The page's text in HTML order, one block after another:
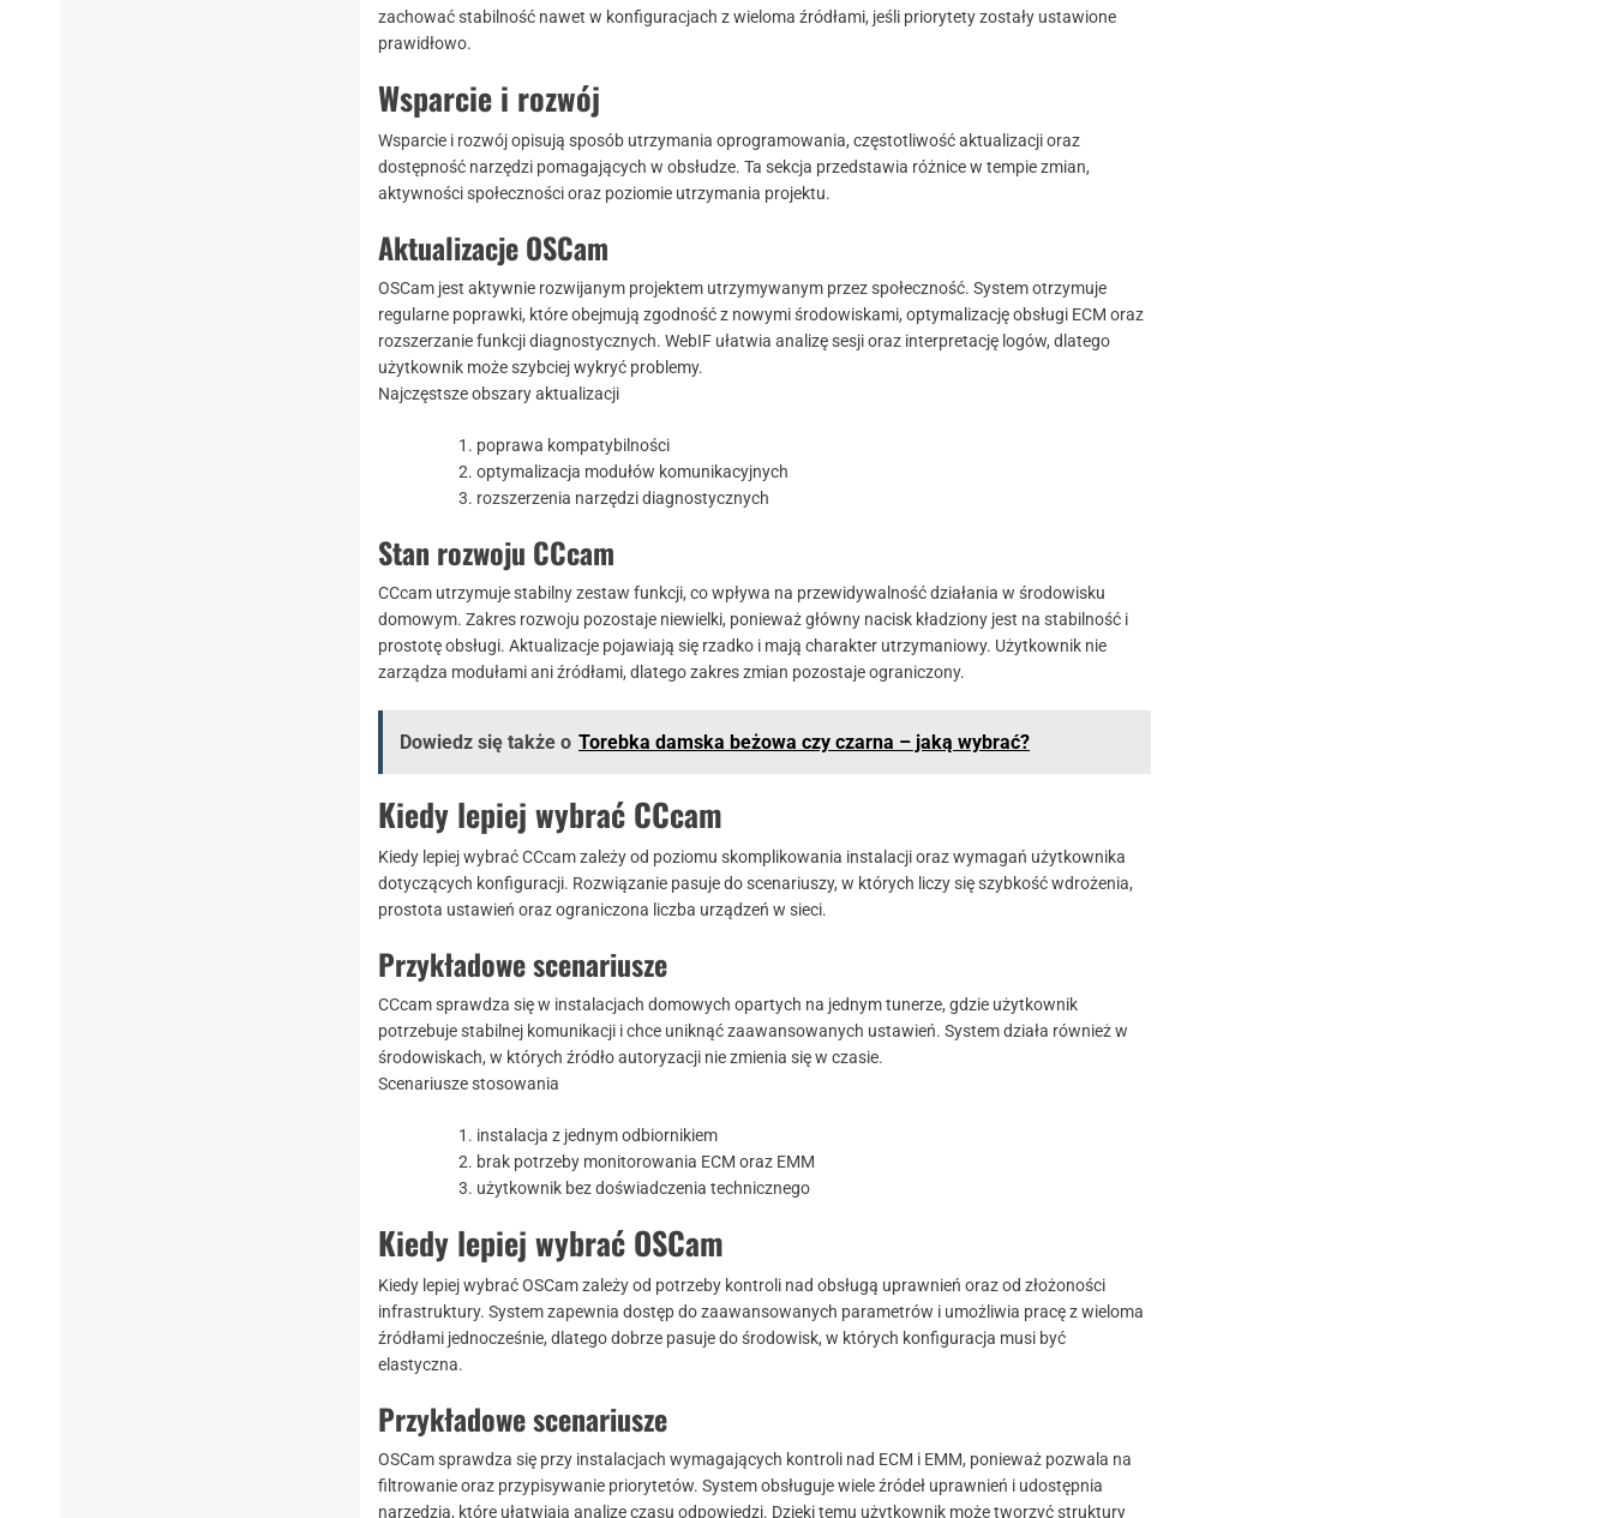
zachować stabilność nawet w konfiguracjach z wieloma źródłami, jeśli priorytety zostały ustawione
prawidłowo.
Wsparcie i rozwój
Wsparcie i rozwój opisują sposób utrzymania oprogramowania, częstotliwość aktualizacji oraz
dostępność narzędzi pomagających w obsłudze. Ta sekcja przedstawia różnice w tempie zmian,
aktywności społeczności oraz poziomie utrzymania projektu.
Aktualizacje OSCam
OSCam jest aktywnie rozwijanym projektem utrzymywanym przez społeczność. System otrzymuje
regularne poprawki, które obejmują zgodność z nowymi środowiskami, optymalizację obsługi ECM oraz
rozszerzanie funkcji diagnostycznych. WebIF ułatwia analizę sesji oraz interpretację logów, dlatego
użytkownik może szybciej wykryć problemy.
Najczęstsze obszary aktualizacji
poprawa kompatybilności
optymalizacja modułów komunikacyjnych
rozszerzenia narzędzi diagnostycznych
Stan rozwoju CCcam
CCcam utrzymuje stabilny zestaw funkcji, co wpływa na przewidywalność działania w środowisku
domowym. Zakres rozwoju pozostaje niewielki, ponieważ główny nacisk kładziony jest na stabilność i
prostotę obsługi. Aktualizacje pojawiają się rzadko i mają charakter utrzymaniowy. Użytkownik nie
zarządza modułami ani źródłami, dlatego zakres zmian pozostaje ograniczony.
Dowiedz się także o Torebka damska beżowa czy czarna – jaką wybrać?
Kiedy lepiej wybrać CCcam
Kiedy lepiej wybrać CCcam zależy od poziomu skomplikowania instalacji oraz wymagań użytkownika
dotyczących konfiguracji. Rozwiązanie pasuje do scenariuszy, w których liczy się szybkość wdrożenia,
prostota ustawień oraz ograniczona liczba urządzeń w sieci.
Przykładowe scenariusze
CCcam sprawdza się w instalacjach domowych opartych na jednym tunerze, gdzie użytkownik
potrzebuje stabilnej komunikacji i chce uniknąć zaawansowanych ustawień. System działa również w
środowiskach, w których źródło autoryzacji nie zmienia się w czasie.
Scenariusze stosowania
instalacja z jednym odbiornikiem
brak potrzeby monitorowania ECM oraz EMM
użytkownik bez doświadczenia technicznego
Kiedy lepiej wybrać OSCam
Kiedy lepiej wybrać OSCam zależy od potrzeby kontroli nad obsługą uprawnień oraz od złożoności
infrastruktury. System zapewnia dostęp do zaawansowanych parametrów i umożliwia pracę z wieloma
źródłami jednocześnie, dlatego dobrze pasuje do środowisk, w których konfiguracja musi być
elastyczna.
Przykładowe scenariusze
OSCam sprawdza się przy instalacjach wymagających kontroli nad ECM i EMM, ponieważ pozwala na
filtrowanie oraz przypisywanie priorytetów. System obsługuje wiele źródeł uprawnień i udostępnia
narzędzia, które ułatwiają analizę czasu odpowiedzi. Dzięki temu użytkownik może tworzyć struktury